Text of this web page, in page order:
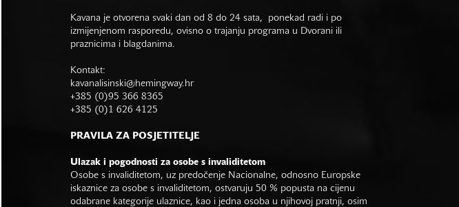
Kavana je otvorena svaki dan od 8 do 24 sata, ponekad radi i po
izmijenjenom rasporedu, ovisno o trajanju programa u Dvorani ili
praznicima i blagdanima.
Kontakt:
kavanalisinski@hemingway.hr
+385 (0)95 366 8365
+385 (0)1 626 4125
PRAVILA ZA POSJETITELJE
Ulazak i pogodnosti za osobe s invaliditetom
Osobe s invaliditetom, uz predočenje Nacionalne, odnosno Europske
iskaznice za osobe s invaliditetom, ostvaruju 50 % popusta na cijenu
odabrane kategorije ulaznice, kao i jedna osoba u njihovoj pratnji, osim